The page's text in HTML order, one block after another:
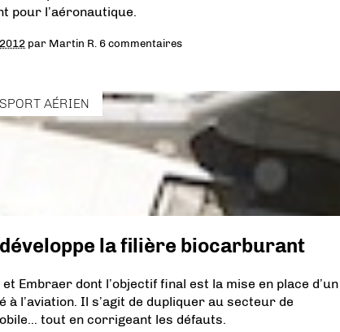
pour l’aéronautique.
par Martin R. 6 commentaires
AÉRIEN
la filière biocarburant
Embraer dont l’objectif final est la mise en place d’un
l’aviation. Il s’agit de dupliquer au secteur de
tout en corrigeant les défauts.